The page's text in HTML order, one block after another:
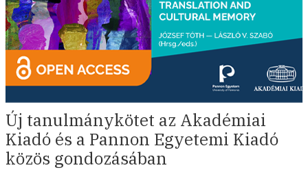
Új tanulmánykötet az Akadémiai
Kiadó és a Pannon Egyetemi Kiadó
közös gondozásában